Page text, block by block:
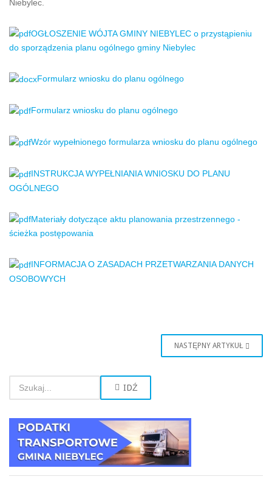
Niebylec.
OGŁOSZENIE WÓJTA GMINY NIEBYLEC o przystąpieniu
do sporządzenia planu ogólnego gminy Niebylec
Formularz wniosku do planu ogólnego
Formularz wniosku do planu ogólnego
Wzór wypełnionego formularza wniosku do planu ogólnego
INSTRUKCJA WYPEŁNIANIA WNIOSKU DO PLANU
OGÓLNEGO
Materiały dotyczące aktu planowania przestrzennego -
ścieżka postępowania
INFORMACJA O ZASADACH PRZETWARZANIA DANYCH
OSOBOWYCH
NASTĘPNY ARTYKUŁ
IDŹ